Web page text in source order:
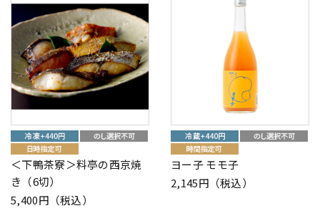
＜下鴨茶寮＞料亭の西京焼
き（6切）
5,400円（税込）
ヨー子 モモ子
2,145円（税込）